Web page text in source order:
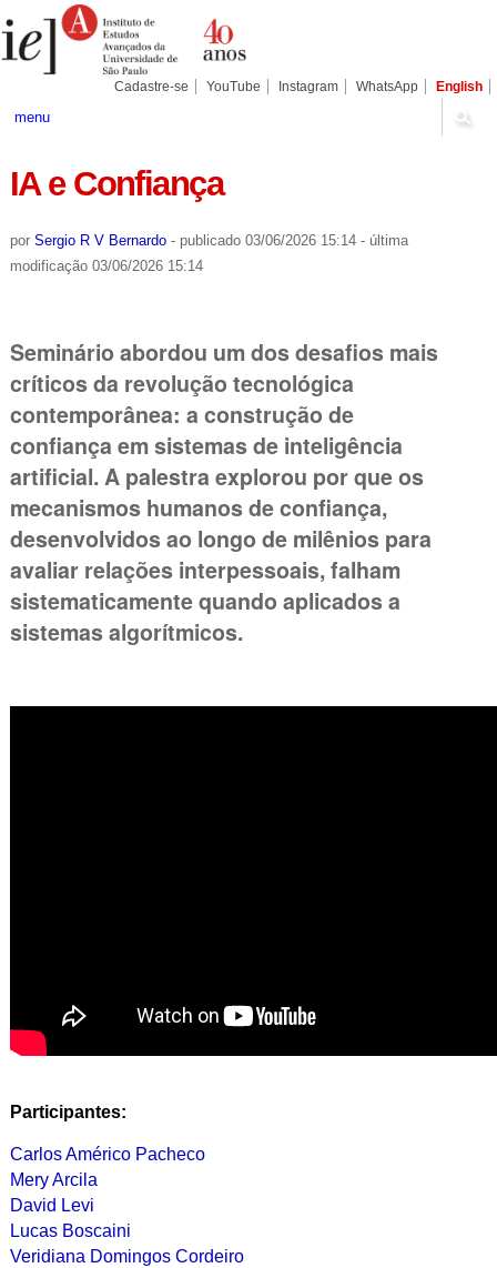
para
conteúdo.
Pessoais
Cadastre-se YouTube Instagram WhatsApp English
menu
IA e Confiança
por Sergio R V Bernardo - publicado03/06/2026 15:14 - última
modificação03/06/2026 15:14
Seminário abordou um dos desafios mais
críticos da revolução tecnológica
contemporânea: a construção de
confiança em sistemas de inteligência
artificial. A palestra explorou por que os
mecanismos humanos de confiança,
desenvolvidos ao longo de milênios para
avaliar relações interpessoais, falham
sistematicamente quando aplicados a
sistemas algorítmicos.
Participantes:
Carlos Américo Pacheco
Mery Arcila
David Levi
Lucas Boscaini
Veridiana Domingos Cordeiro